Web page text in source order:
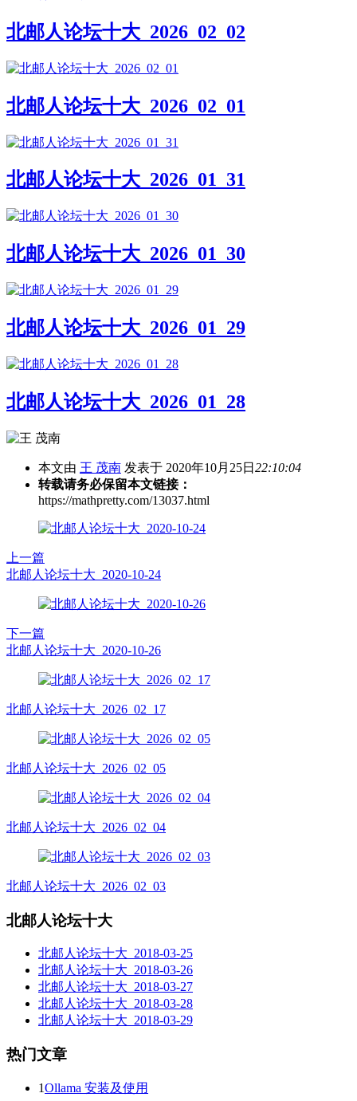
北邮人论坛十大_2026_02_02
北邮人论坛十大_2026_02_01
北邮人论坛十大_2026_01_31
北邮人论坛十大_2026_01_30
北邮人论坛十大_2026_01_29
北邮人论坛十大_2026_01_28
本文由 王 茂南 发表于 2020年10月25日 22:10:04
转载请务必保留本文链接：
https://mathpretty.com/13037.html
上一篇
北邮人论坛十大_2020-10-24
下一篇
北邮人论坛十大_2020-10-26
北邮人论坛十大_2026_02_17
北邮人论坛十大_2026_02_05
北邮人论坛十大_2026_02_04
北邮人论坛十大_2026_02_03
北邮人论坛十大
北邮人论坛十大_2018-03-25
北邮人论坛十大_2018-03-26
北邮人论坛十大_2018-03-27
北邮人论坛十大_2018-03-28
北邮人论坛十大_2018-03-29
热门文章
1Ollama 安装及使用